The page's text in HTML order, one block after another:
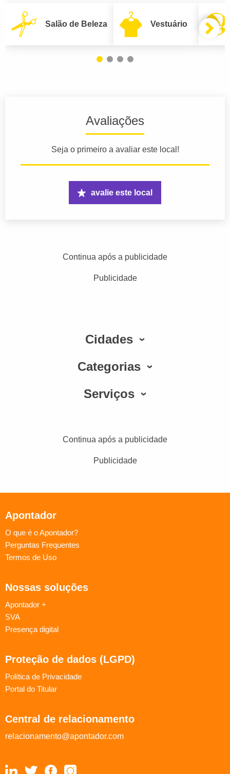
Salão de Beleza Vestuário
Avaliações
Seja o primeiro a avaliar este local!
avalie este local
Continua após a publicidade
Publicidade
Cidades
Categorias
Serviços
Continua após a publicidade
Publicidade
Apontador
O que é o Apontador?
Perguntas Frequentes
Termos de Uso
Nossas soluções
Apontador +
SVA
Presença digital
Proteção de dados (LGPD)
Política de Privacidade
Portal do Titular
Central de relacionamento
relacionamento@apontador.com